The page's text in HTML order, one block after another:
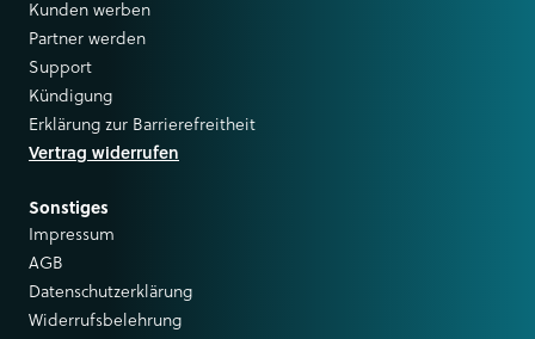
Kunden werben
Partner werden
Support
Kündigung
Erklärung zur Barrierefreitheit
Vertrag widerrufen
Sonstiges
Impressum
AGB
Datenschutzerklärung
Widerrufsbelehrung